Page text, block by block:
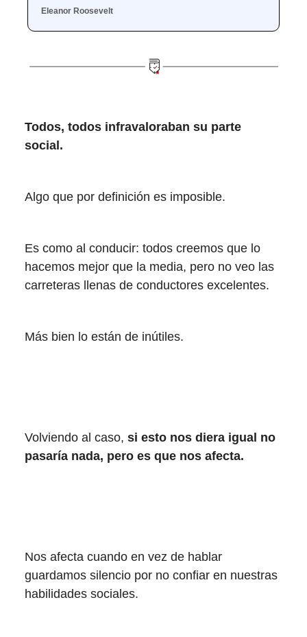
Eleanor Roosevelt
Todos, todos infravaloraban su parte
social.
Algo que por definición es imposible.
Es como al conducir: todos creemos que lo
hacemos mejor que la media, pero no veo las
carreteras llenas de conductores excelentes.
Más bien lo están de inútiles.
Volviendo al caso, si esto nos diera igual no
pasaría nada, pero es que nos afecta.
Nos afecta cuando en vez de hablar
guardamos silencio por no confiar en nuestras
habilidades sociales.